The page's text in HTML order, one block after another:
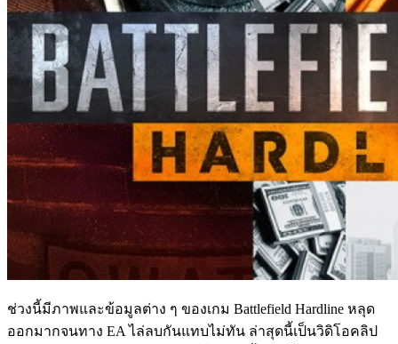
ช่วงนี้มีภาพและข้อมูลต่าง ๆ ของเกม Battlefield Hardline หลุด
ออกมากจนทาง EA ไล่ลบกันแทบไม่ทัน ล่าสุดนี้เป็นวิดิโอคลิป